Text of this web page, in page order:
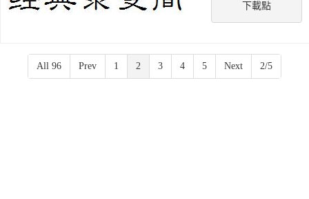
下載點
All 96 Prev 1 2 3 4 5 Next 2/5